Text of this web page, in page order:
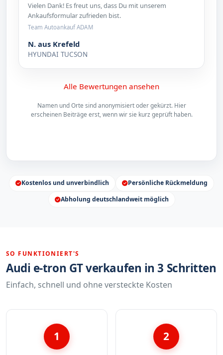
Vielen Dank! Es freut uns, dass Du mit unserem
Ankaufsformular zufrieden bist.
Team Autoankauf ADAM
N. aus Krefeld
HYUNDAI TUCSON
Alle Bewertungen ansehen
Namen und Orte sind anonymisiert oder gekürzt. Hier
erscheinen Beiträge erst, wenn wir sie kurz geprüft haben.
Kostenlos und unverbindlich
Persönliche Rückmeldung
Abholung deutschlandweit möglich
SO FUNKTIONIERT'S
Audi e-tron GT verkaufen in 3 Schritten
Einfach, schnell und ohne versteckte Kosten
1 2